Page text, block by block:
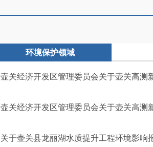
环境保护领域
壶关经济开发区管理委员会关于壶关高测
壶关经济开发区管理委员会关于壶关高测
关于壶关县龙丽湖水质提升工程环境影响